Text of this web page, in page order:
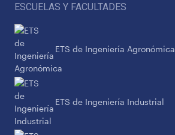
ESCUELAS Y FACULTADES
ETS de Ingeniería Agronómica
ETS de Ingeniería Industrial